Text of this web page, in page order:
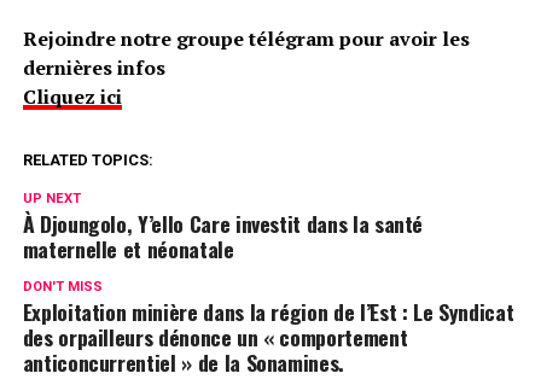
Rejoindre notre groupe télégram pour avoir les
dernières infos
Cliquez ici
RELATED TOPICS:
UP NEXT
À Djoungolo, Y’ello Care investit dans la santé
maternelle et néonatale
DON'T MISS
Exploitation minière dans la région de l’Est : Le Syndicat
des orpailleurs dénonce un « comportement
anticoncurrentiel » de la Sonamines.